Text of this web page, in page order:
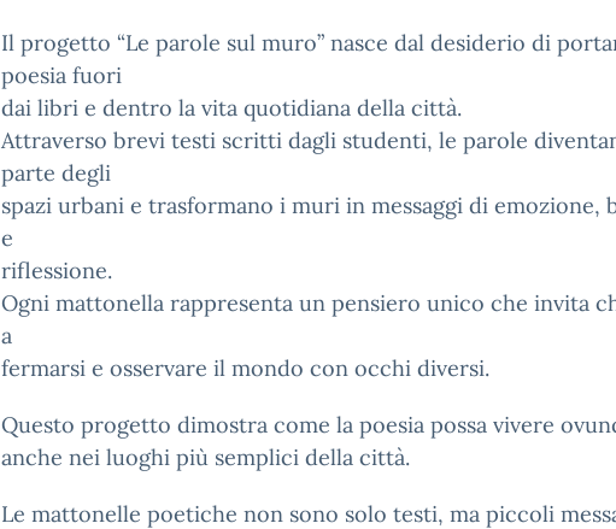
Il progetto “Le parole sul muro” nasce dal desiderio di
poesia fuori
dai libri e dentro la vita quotidiana della città.
Attraverso brevi testi scritti dagli studenti, le parole
parte degli
spazi urbani e trasformano i muri in messaggi di emozione,
e
riflessione.
Ogni mattonella rappresenta un pensiero unico che invita
a
fermarsi e osservare il mondo con occhi diversi.
Questo progetto dimostra come la poesia possa vivere
anche nei luoghi più semplici della città.
Le mattonelle poetiche non sono solo testi, ma piccoli